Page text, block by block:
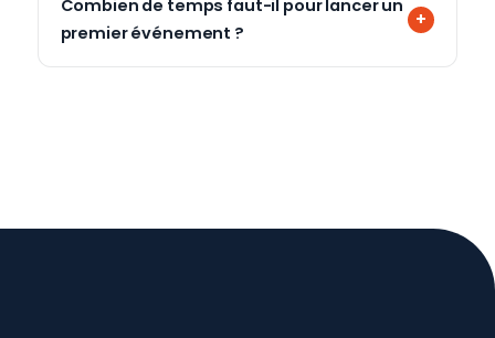
Combien de temps faut-il pour lancer un
premier événement ?